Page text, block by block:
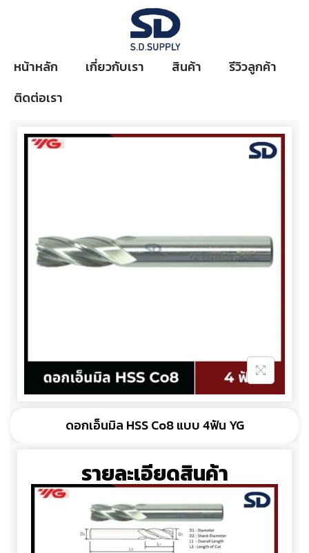
หน้าหลัก เกี่ยวกับเรา สินค้า
รีวิวลูกค้า
ติดต่อเรา
ดอกเอ็นมิล HSS Co8 แบบ 4ฟัน YG
รายละเอียดสินค้า